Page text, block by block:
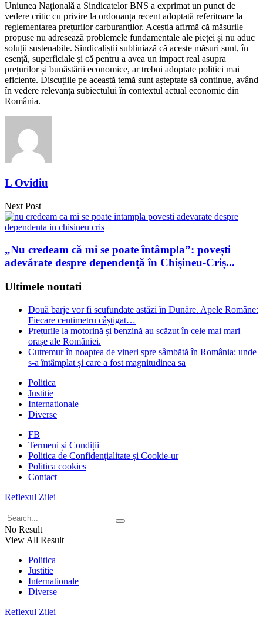
Uniunea Națională a Sindicatelor BNS a exprimat un punct de
vedere critic cu privire la ordonanța recent adoptată referitoare la
reglementarea prețurilor carburanților. Aceștia afirmă că măsurile
propuse nu adresează problemele fundamentale ale pieței și nu aduc
soluții sustenabile. Sindicaliștii subliniază că aceste măsuri sunt, în
esență, superficiale și că pentru a avea un impact real asupra
prețurilor și bunăstării economice, ar trebui adoptate politici mai
eficiente. Discuțiile pe această temă sunt așteptate să continue, având
în vedere relevanța subiectului în contextul actual economic din
România.
L Ovidiu
Next Post
„Nu credeam că mi se poate întâmpla”: povești
adevărate despre dependență în Chișineu-Criș...
Ultimele noutati
Două barje vor fi scufundate astăzi în Dunăre. Apele Române:
Fiecare centimetru câștigat…
Prețurile la motorină și benzină au scăzut în cele mai mari
orașe ale României.
Cutremur în noaptea de vineri spre sâmbătă în România: unde
s-a întâmplat și care a fost magnitudinea sa
Politica
Justitie
Internationale
Diverse
FB
Termeni și Condiții
Politica de Confidențialitate și Cookie-ur
Politica cookies
Contact
Reflexul Zilei
No Result
View All Result
Politica
Justitie
Internationale
Diverse
Reflexul Zilei